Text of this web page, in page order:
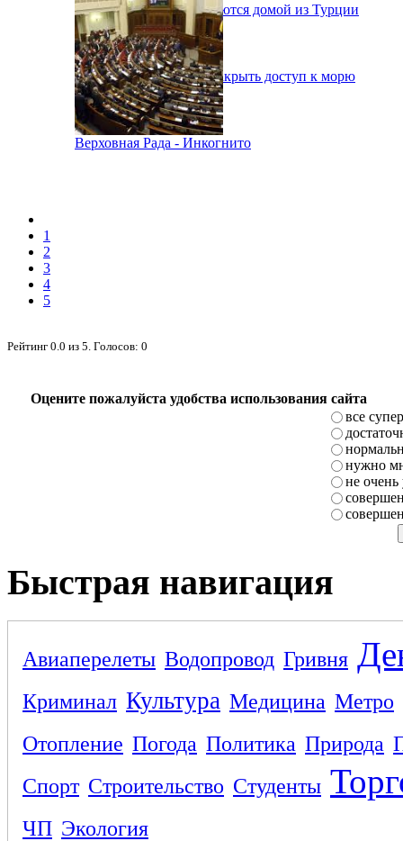
38 украинцев возвращаются домой из Турции
В Одессе вынуждены закрыть доступ к морю
Верховная Рада - Инкогнито
1
2
3
4
5
Рейтинг 0.0 из 5. Голосов: 0
Оцените пожалуйста удобства использования сайта
все супер
нужно
не очень
Быстрая навигация
Авиаперелеты Водопровод Гривня
Криминал Культура Медицина Метро
Отопление Погода Политика Природа
Спорт Строительство Студенты
ЧП Экология